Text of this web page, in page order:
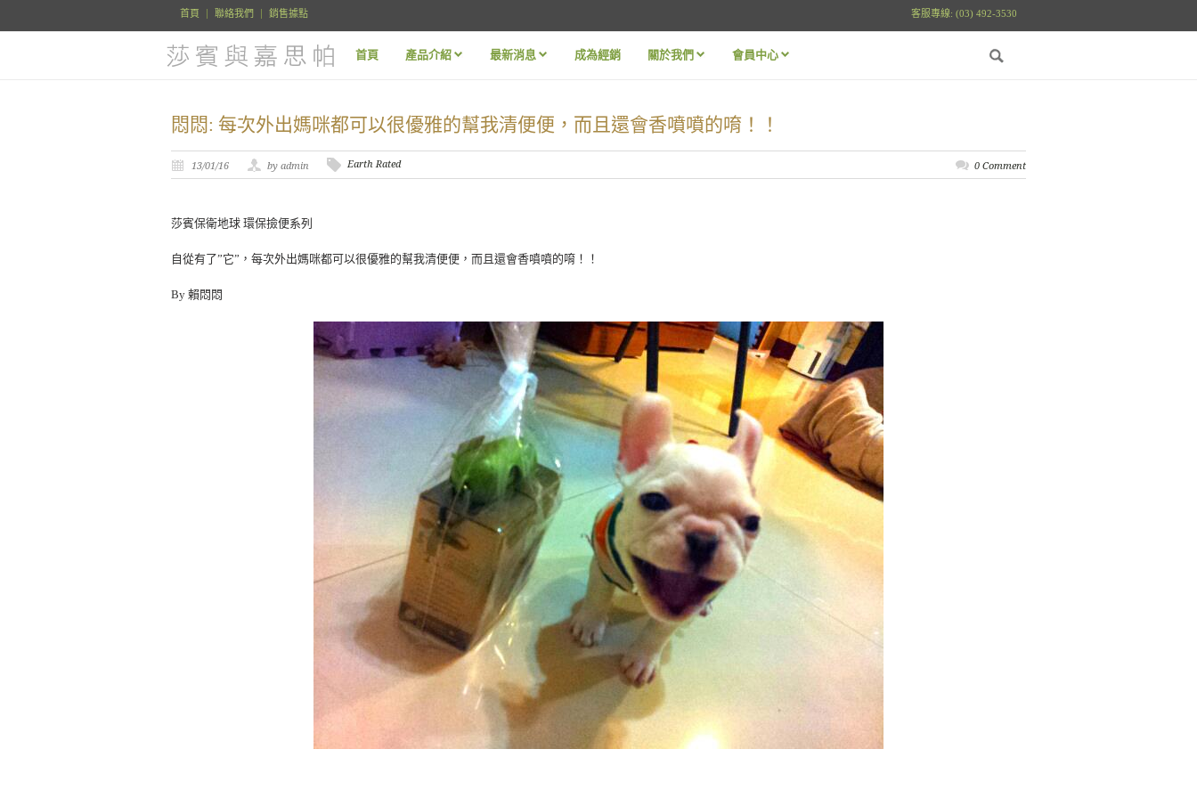
首頁 聯絡我們 銷售據點 客服專線: (03) 492-3530
首頁 產品介紹 最新消息 成為經銷 關於我們 會員中心
悶悶: 每次外出媽咪都可以很優雅的幫我清便便，而且還會香噴噴的唷！！
13/01/16 by admin Earth Rated 0 Comment
莎賓保衛地球 環保撿便系列
自從有了”它”，每次外出媽咪都可以很優雅的幫我清便便，而且還會香噴噴的唷！！
By 賴悶悶